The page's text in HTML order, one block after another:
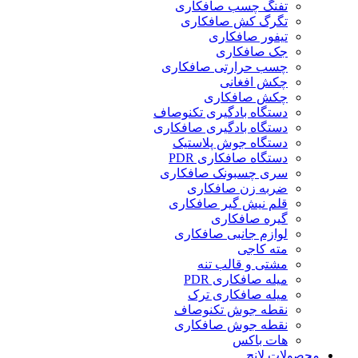
تفنگ چسب صافکاری
تگرگ کش صافکاری
تیفور صافکاری
جک صافکاری
چسب حرارتی صافکاری
چکش افغانی
چکش صافکاری
دستگاه بادگیری تکنوصاف
دستگاه بادگیری صافکاری
دستگاه جوش پلاستیک
دستگاه صافکاری PDR
سری چسبونک صافکاری
ضربه زن صافکاری
قلم نیش گیر صافکاری
گیره صافکاری
لوازم جانبی صافکاری
مته کاجی
مشتی و قالب تنه
میله صافکاری PDR
میله صافکاری ترک
نقطه جوش تکنوصاف
نقطه جوش صافکاری
هات باکس
محصولات لانچ